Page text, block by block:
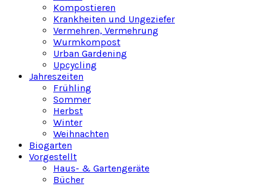
Kompostieren
Krankheiten und Ungeziefer
Vermehren, Vermehrung
Wurmkompost
Urban Gardening
Upcycling
Jahreszeiten
Frühling
Sommer
Herbst
Winter
Weihnachten
Biogarten
Vorgestellt
Haus- & Gartengeräte
Bücher